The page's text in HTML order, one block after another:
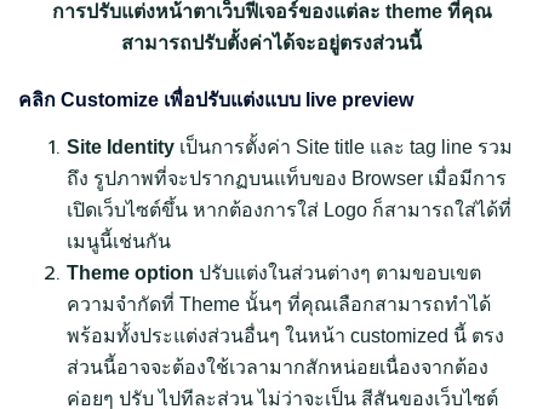
การปรับแต่งหน้าตาเว็บฟีเจอร์ของแต่ละ theme ที่คุณ
สามารถปรับตั้งค่าได้จะอยู่ตรงส่วนนี้
คลิก Customize เพื่อปรับแต่งแบบ live preview
Site Identity เป็นการตั้งค่า Site title และ tag line รวม
ถึง รูปภาพที่จะปรากฏบนแท็บของ Browser เมื่อมีการ
เปิดเว็บไซต์ขึ้น หากต้องการใส่ Logo ก็สามารถใส่ได้ที่
เมนูนี้เช่นกัน
Theme option ปรับแต่งในส่วนต่างๆ ตามขอบเขต
ความจำกัดที่ Theme นั้นๆ ที่คุณเลือกสามารถทำได้
พร้อมทั้งประแต่งส่วนอื่นๆ ในหน้า customized นี้ ตรง
ส่วนนี้อาจจะต้องใช้เวลามากสักหน่อยเนื่องจากต้อง
ค่อยๆ ปรับ ไปทีละส่วน ไม่ว่าจะเป็น สีสันของเว็บไซต์